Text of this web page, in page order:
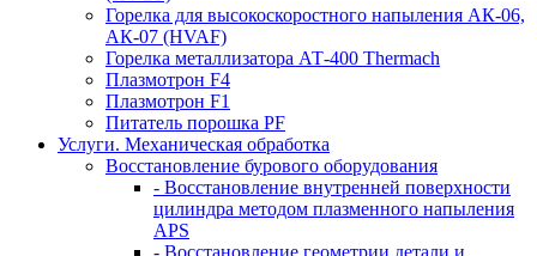
Горелка для высокоскоростного напыления АК-06,
АК-07 (HVAF)
Горелка металлизатора АТ-400 Thermach
Плазмотрон F4
Плазмотрон F1
Питатель порошка PF
Услуги. Механическая обработка
Восстановление бурового оборудования
- Восстановление внутренней поверхности
цилиндра методом плазменного напыления
APS
- Восстановление геометрии детали и